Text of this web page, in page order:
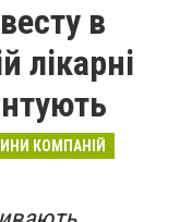
в
лікарні
КОМПАНІЙ